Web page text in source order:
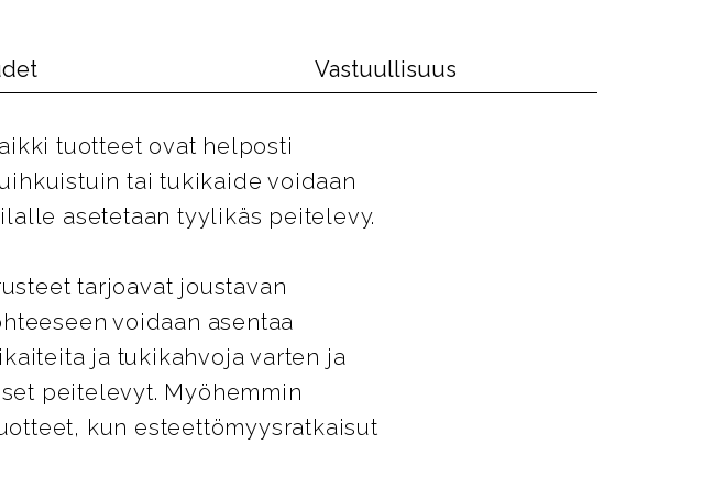
Vastuullisuus
tuotteet ovat helposti
tai tukikaide voidaan
asetetaan tyylikäs peitelevy.
tarjoavat joustavan
voidaan asentaa
ja tukikahvoja varten ja
peitelevyt. Myöhemmin
kun esteettömyysratkaisut